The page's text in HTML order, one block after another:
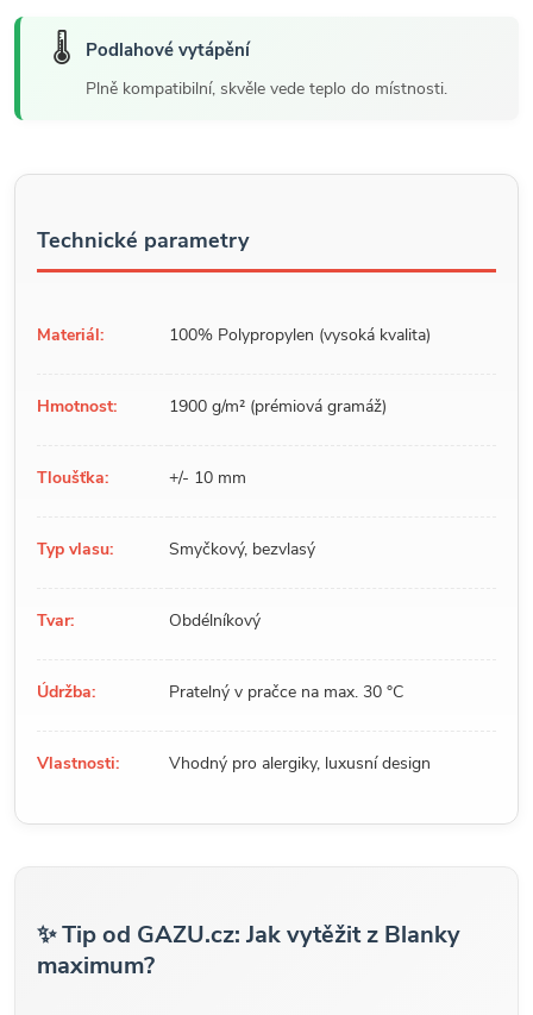
🌡️ Podlahové vytápění
Plně kompatibilní, skvěle vede teplo do místnosti.
Technické parametry
Materiál: 100% Polypropylen (vysoká kvalita)
Hmotnost: 1900 g/m² (prémiová gramáž)
Tloušťka: +/- 10 mm
Typ vlasu: Smyčkový, bezvlasý
Tvar: Obdélníkový
Údržba: Pratelný v pračce na max. 30 °C
Vlastnosti: Vhodný pro alergiky, luxusní design
✨ Tip od GAZU.cz: Jak vytěžit z Blanky
maximum?